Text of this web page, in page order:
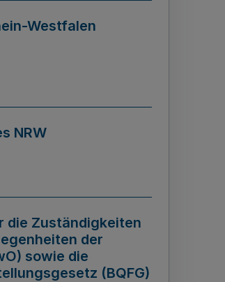
Westfalen
NRW
die Zuständigkeiten
der
sowie die
(BQFG)